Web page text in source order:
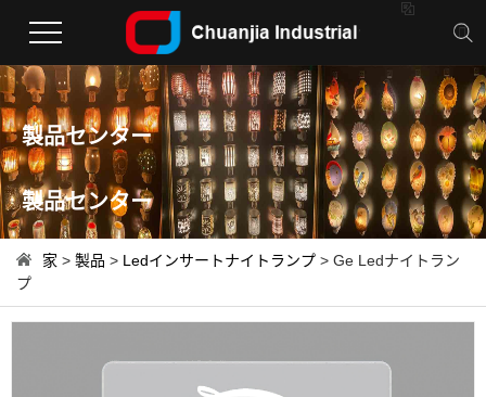

製品センター
製品センター
家 > 製品 > Ledインサートナイトランプ > Ge Ledナイトラン
プ